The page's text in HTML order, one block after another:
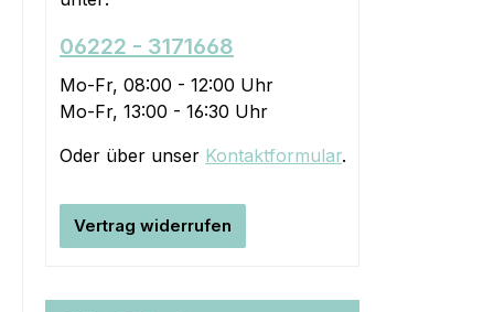
06222 - 3171668
Mo-Fr, 08:00 - 12:00 Uhr
Mo-Fr, 13:00 - 16:30 Uhr
Oder über unser Kontaktformular.
Vertrag widerrufen